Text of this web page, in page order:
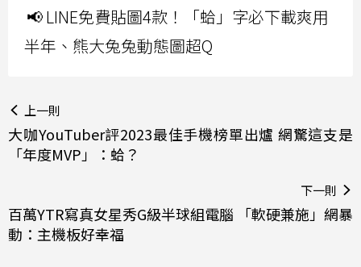
📢 LINE免費貼圖4款！「蛤」字必下載爽用
半年、熊大兔兔動態圖超Q
上一則
大咖YouTuber評2023最佳手機榜單出爐 網驚這支是
「年度MVP」：蛤？
下一則
百萬YTR寫真女星秀G級半球組電腦 「軟硬兼施」網暴
動：主機板好幸福